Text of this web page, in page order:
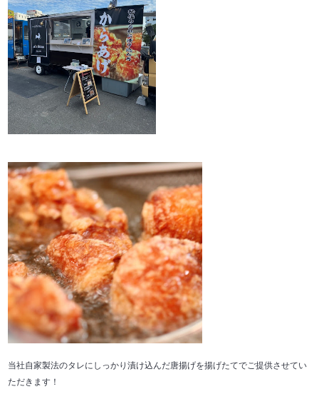
当社自家製法のタレにしっかり漬け込んだ唐揚げを揚げたてでご提供させてい
ただきます！